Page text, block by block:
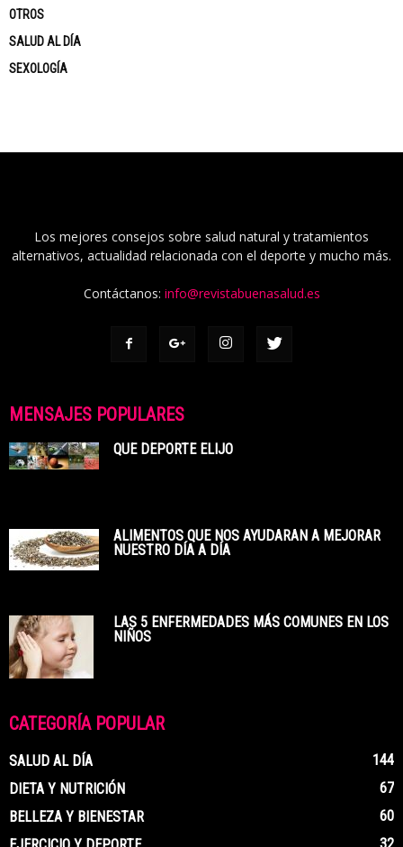
OTROS
SALUD AL DÍA
SEXOLOGÍA
Los mejores consejos sobre salud natural y tratamientos
alternativos, actualidad relacionada con el deporte y mucho más.
Contáctanos: info@revistabuenasalud.es
MENSAJES POPULARES
QUE DEPORTE ELIJO
ALIMENTOS QUE NOS AYUDARAN A MEJORAR
NUESTRO DÍA A DÍA
LAS 5 ENFERMEDADES MÁS COMUNES EN LOS
NIÑOS
CATEGORÍA POPULAR
SALUD AL DÍA
144
DIETA Y NUTRICIÓN
67
BELLEZA Y BIENESTAR
60